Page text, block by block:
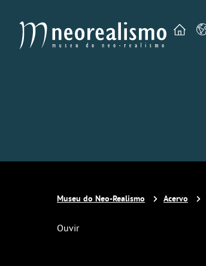
Museu do Neo-Realismo Acervo
Ouvir